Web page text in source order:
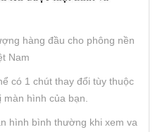
hàng đầu cho phông nền
Nam
có 1 chút thay đổi tùy thuộc
màn hình của bạn.
hình bình thường khi xem va